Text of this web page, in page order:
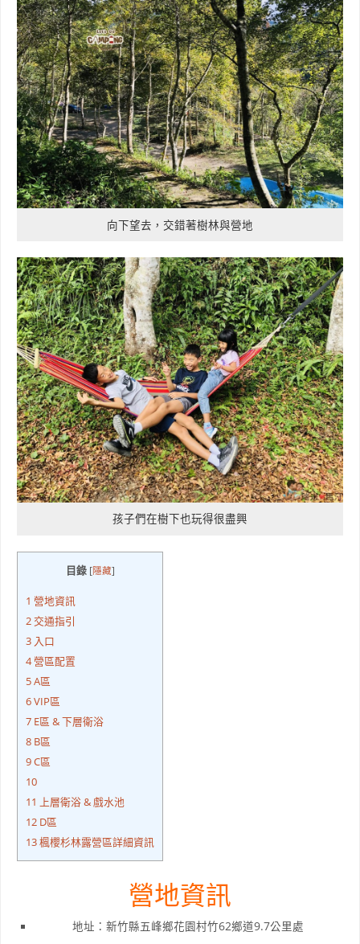
向下望去，交錯著樹林與營地
孩子們在樹下也玩得很盡興
目錄 [隱藏]
1 營地資訊
2交通指引
3 入口
4營區配置
5A區
6VIP區
7 E區 & 下層衛浴
8 B區
9C區
10
11 上層衛浴 & 戲水池
12 D區
13楓櫻杉林露營區詳細資訊
營地資訊
地址：新竹縣五峰鄉花園村竹62鄉道9.7公里處